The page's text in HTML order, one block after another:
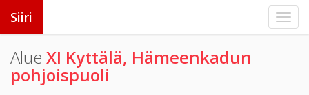
Siiri
Alue XI Kyttälä, Hämeenkadun
pohjoispuoli